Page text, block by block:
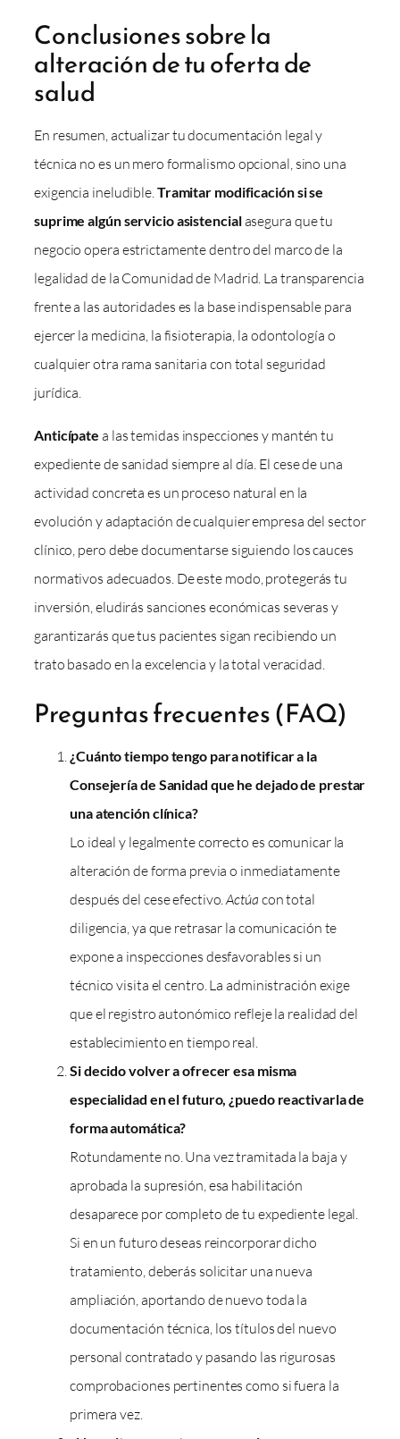
Conclusiones sobre la
alteración de tu oferta de
salud
En resumen, actualizar tu documentación legal y
técnica no es un mero formalismo opcional, sino una
exigencia ineludible. Tramitar modificación si se
suprime algún servicio asistencialasegura que tu
negocio opera estrictamente dentro del marco de la
legalidad de la Comunidad de Madrid. La transparencia
frente a las autoridades es la base indispensable para
ejercer la medicina, la fisioterapia, la odontología o
cualquier otra rama sanitaria con total seguridad
jurídica.
Anticípate a las temidas inspecciones y mantén tu
expediente de sanidad siempre al día. El cese de una
actividad concreta es un proceso natural en la
evolución y adaptación de cualquier empresa del sector
clínico, pero debe documentarse siguiendo los cauces
normativos adecuados. De este modo, protegerás tu
inversión, eludirás sanciones económicas severas y
garantizarás que tus pacientes sigan recibiendo un
trato basado en la excelencia y la total veracidad.
Preguntas frecuentes (FAQ)
¿Cuánto tiempo tengo para notificar a la
Consejería de Sanidad que he dejado de prestar
una atención clínica?
Lo ideal y legalmente correcto es comunicar la
alteración de forma previa o inmediatamente
después del cese efectivo.Actúa con total
diligencia, ya que retrasar la comunicación te
expone a inspecciones desfavorables si un
técnico visita el centro. La administración exige
que el registro autonómico refleje la realidad del
establecimiento en tiempo real.
Si decido volver a ofrecer esa misma
especialidad en el futuro, ¿puedo reactivarla de
forma automática?
Rotundamente no. Una vez tramitada la baja y
aprobada la supresión, esa habilitación
desaparece por completo de tu expediente legal.
Si en un futuro deseas reincorporar dicho
tratamiento, deberás solicitar una nueva
ampliación, aportando de nuevo toda la
documentación técnica, los títulos del nuevo
personal contratado y pasando las rigurosas
comprobaciones pertinentes como si fuera la
primera vez.